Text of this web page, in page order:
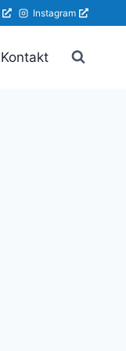
Instagram
Kontakt